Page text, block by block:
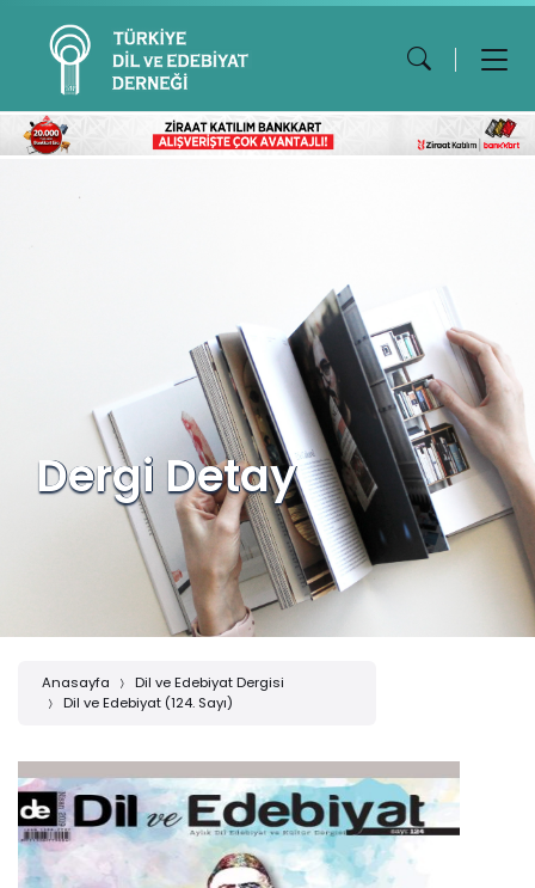
Dergi Detay
Anasayfa
Dil ve Edebiyat Dergisi
Dil ve Edebiyat (124. Sayı)